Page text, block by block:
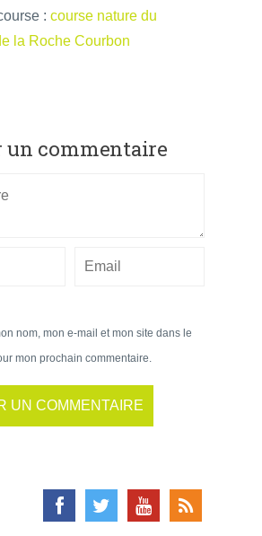
: course nature du
la Roche Courbon
un commentaire
nom, mon e-mail et mon site dans le
mon prochain commentaire.